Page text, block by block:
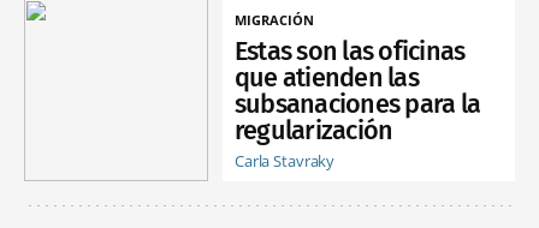
MIGRACIÓN
Estas son las oficinas
que atienden las
subsanaciones para la
regularización
Carla Stavraky